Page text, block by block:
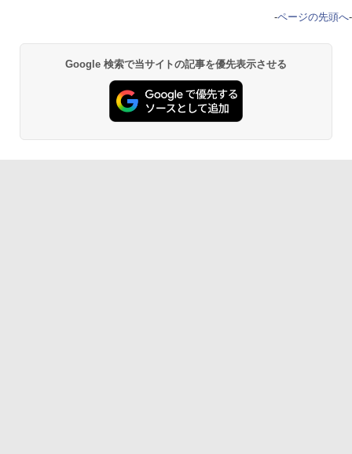
-ページの先頭へ-
Google 検索で当サイトの記事を優先表示させる